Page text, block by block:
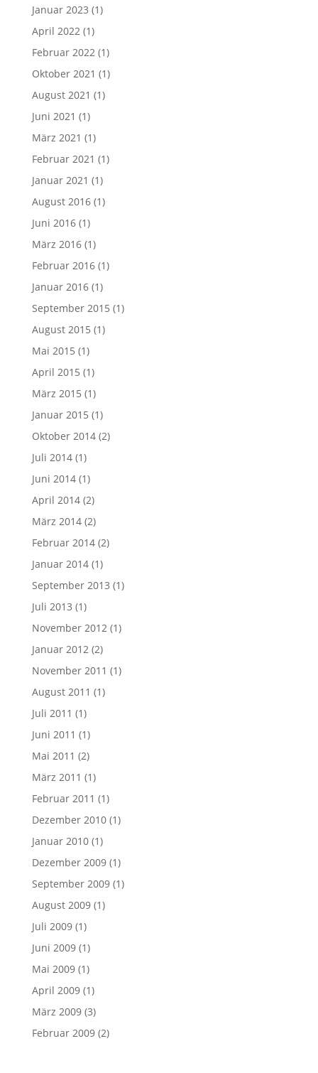
Januar 2023 (1)
April 2022(1)
Februar 2022(1)
Oktober 2021 (1)
August 2021 (1)
Juni 2021 (1)
März 2021 (1)
Februar 2021 (1)
Januar 2021 (1)
August 2016(1)
Juni 2016(1)
März 2016(1)
Februar 2016(1)
Januar 2016(1)
September 2015 (1)
August 2015 (1)
Mai 2015 (1)
April 2015 (1)
März 2015 (1)
Januar 2015 (1)
Oktober 2014(2)
Juli 2014(1)
Juni 2014(1)
April 2014(2)
März 2014(2)
Februar 2014(2)
Januar 2014(1)
September 2013 (1)
Juli 2013 (1)
November 2012(1)
Januar 2012(2)
November 2011 (1)
August 2011 (1)
Juli 2011 (1)
Juni 2011 (1)
Mai 2011 (2)
März 2011 (1)
Februar 2011 (1)
Dezember 2010(1)
Januar 2010(1)
Dezember 2009(1)
September 2009(1)
August 2009(1)
Juli 2009(1)
Juni 2009(1)
Mai 2009(1)
April 2009(1)
März 2009(3)
Februar 2009(2)